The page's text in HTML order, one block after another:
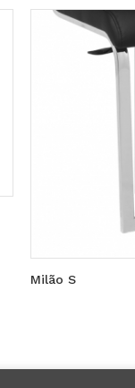
Milão S